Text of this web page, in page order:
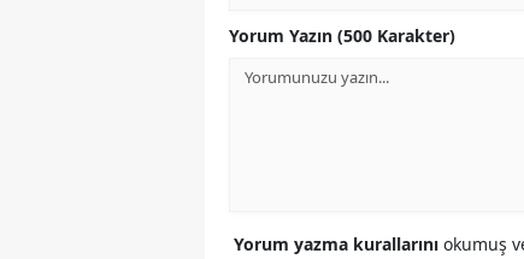
Yorum Yazın (500 Karakter)
Yorum yazma kurallarını okumuş